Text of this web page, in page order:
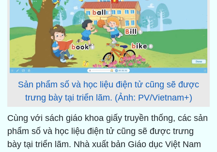
Sản phẩm số và học liệu điện tử cũng sẽ được
trưng bày tại triển lãm. (Ảnh: PV/Vietnam+)
Cùng với sách giáo khoa giấy truyền thống, các sản
phẩm số và học liệu điện tử cũng sẽ được trưng
bày tại triển lãm. Nhà xuất bản Giáo dục Việt Nam